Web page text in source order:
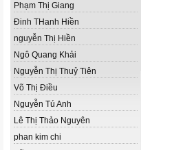
Phạm Thị Giang
Đinh THanh Hiền
nguyễn Thị Hiền
Ngô Quang Khải
Nguyễn Thị Thuỷ Tiên
Võ Thị Điều
Nguyễn Tú Anh
Lê Thị Thảo Nguyên
phan kim chi